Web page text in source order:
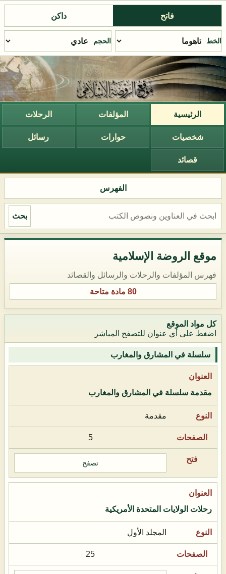
فاتح داكن
الخط الحجم
الرئيسية المؤلفات الرحلات
شخصيات حوارات رسائل
قصائد
الفهرس
بحث
موقع الروضة الإسلامية
فهرس المؤلفات والرحلات والرسائل والقصائد
80 مادة متاحة
كل مواد الموقع
اضغط على أي عنوان للتصفح المباشر
سلسلة في المشارق والمغارب
مقدمة سلسلة في المشارق والمغارب
مقدمة
5
تصفح
رحلات الولايات المتحدة الأمريكية
المجلد الأول
25